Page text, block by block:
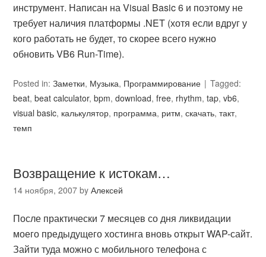
инструмент. Написан на Visual Basic 6 и поэтому не
требует наличия платформы .NET (хотя если вдруг у
кого работать не будет, то скорее всего нужно
обновить VB6 Run-Time).
Posted in:Заметки, Музыка, Программирование
Tagged:
beat,beat calculator,bpm,download,free, rhythm,tap,vb6,
visual basic, калькулятор, программа, ритм,скачать,такт,
темп
Возвращение к истокам…
14 ноября, 2007 byАлексей
После практически 7 месяцев со дня ликвидации
моего предыдущего хостинга вновь открыт WAP-сайт.
Зайти туда можно с мобильного телефона с